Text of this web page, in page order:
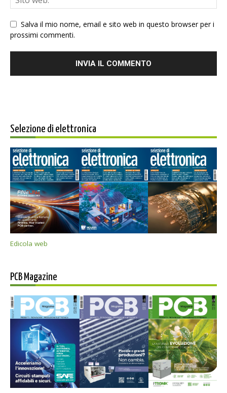
Salva il mio nome, email e sito web in questo browser per i
prossimi commenti.
Selezione di elettronica
Edicola web
PCB Magazine